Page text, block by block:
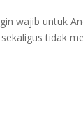
wajib untuk
tidak